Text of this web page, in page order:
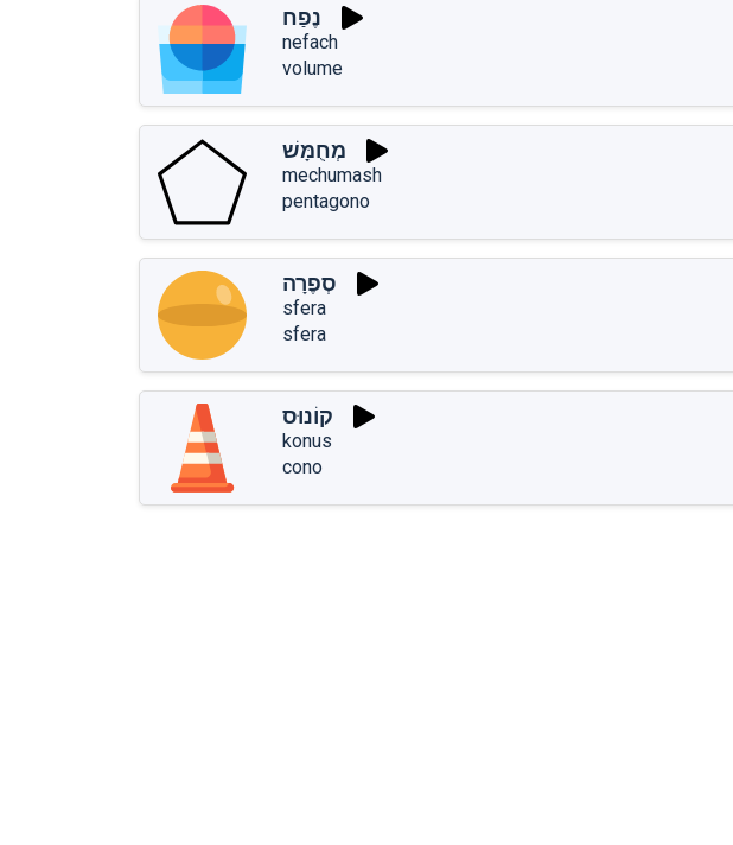
נֶפַח
nefach
volume
מְחֻמָּשׁ
mechumash
pentagono
סְפֶרָה
sfera
sfera
קוֹנוּס
konus
cono